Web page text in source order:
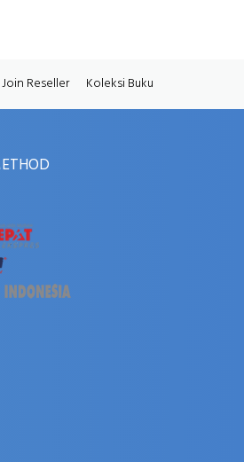
Join Reseller Koleksi Buku